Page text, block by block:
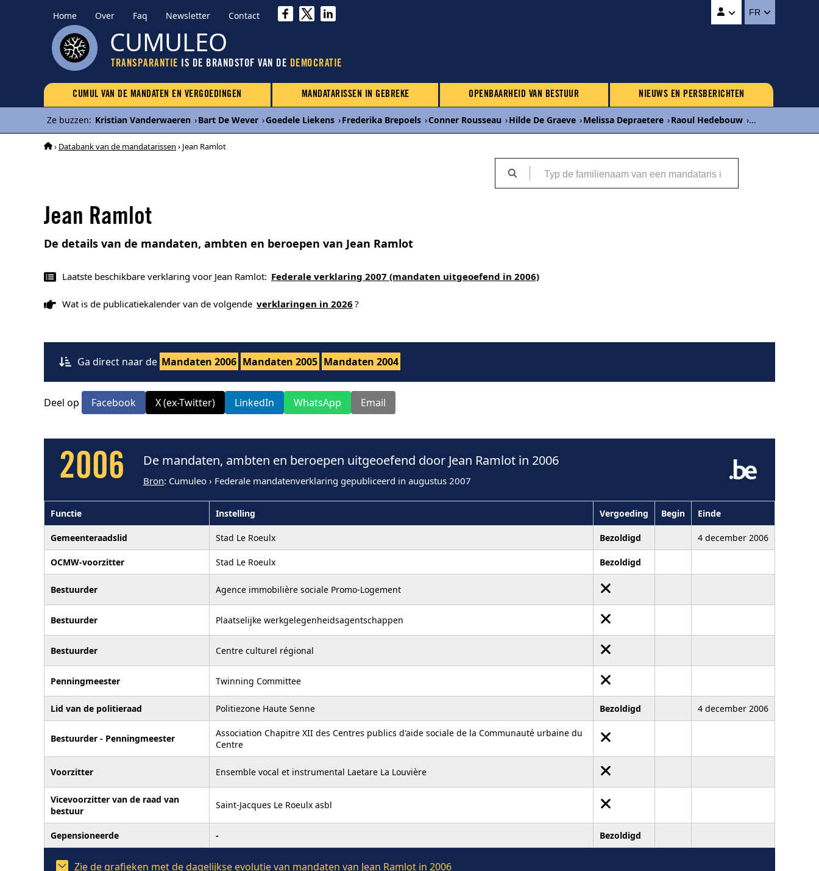
Home Over Faq Newsletter Contact FR
CUMULEO
TRANSPARANTIE IS DE BRANDSTOF VAN DE DEMOCRATIE
CUMUL VAN DE MANDATEN EN VERGOEDINGEN MANDATARISSEN IN GEBREKE OPENBAARHEID VAN BESTUUR NIEUWS EN PERSBERICHTEN
Ze buzzen: Kristian Vanderwaeren ›Bart De Wever ›Goedele Liekens ›Frederika Brepoels ›Conner Rousseau ›Hilde De Graeve ›Melissa Depraetere ›Raoul Hedebouw ›...
› Databank van de mandatarissen › Jean Ramlot
Jean Ramlot
De details van de mandaten, ambten en beroepen van Jean Ramlot
Laatste beschikbare verklaring voor Jean Ramlot: Federale verklaring 2007 (mandaten uitgeoefend in 2006)
Wat is de publicatiekalender van de volgende verklaringen in 2026 ?
Ga direct naar de Mandaten 2006 Mandaten 2005 Mandaten 2004
Deel op Facebook X (ex-Twitter) LinkedIn WhatsApp Email
2006 De mandaten, ambten en beroepen uitgeoefend door Jean Ramlot in 2006
Bron: Cumuleo › Federale mandatenverklaring gepubliceerd in augustus 2007
Functie Instelling Vergoeding Begin Einde
Gemeenteraadslid Stad Le Roeulx Bezoldigd 4 december 2006
OCMW-voorzitter Stad Le Roeulx Bezoldigd
Bestuurder Agence immobilière sociale Promo-Logement
Bestuurder Plaatselijke werkgelegenheidsagentschappen
Bestuurder Centre culturel régional
Penningmeester Twinning Committee
Lid van de politieraad Politiezone Haute Senne Bezoldigd 4 december 2006
Bestuurder - Penningmeester
Association Chapitre XII des Centres publics d'aide sociale de la Communauté urbaine du
Centre
Voorzitter Ensemble vocal et instrumental Laetare La Louvière
Vicevoorzitter van de raad van
bestuur
Saint-Jacques Le Roeulx asbl
Gepensioneerde - Bezoldigd
Zie de grafieken met de dagelijkse evolutie van mandaten van Jean Ramlot in 2006